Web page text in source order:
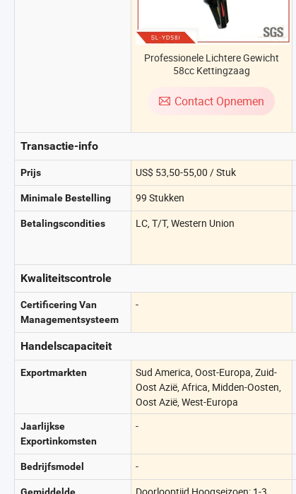
Professionele Lichtere Gewicht
58cc Kettingzaag
Contact Opnemen
Transactie-info
Prijs US$ 53,50-55,00 / Stuk
Minimale Bestelling 99 Stukken
Betalingscondities LC, T/T, Western Union
Kwaliteitscontrole
Certificering Van
Managementsysteem
-
Handelscapaciteit
Exportmarkten
Sud America, Oost-Europa, Zuid-
Oost Azië, Africa, Midden-Oosten,
Oost Azië, West-Europa
Jaarlijkse
Exportinkomsten
-
Bedrijfsmodel -